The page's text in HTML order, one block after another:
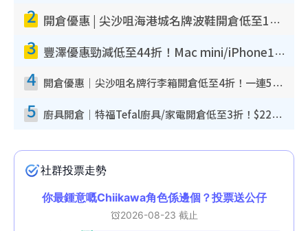
2 開倉優惠 | 尖沙咀海港城名牌波鞋開倉低至1折！On鞋$899起／Joy&Peace鞋履$98起
3 豐澤優惠勁減低至44折！Mac mini/iPhone17Pro大減價！廚房家電$220起
4 開倉優惠｜尖沙咀名牌行李箱開倉低至4折！一連5日 American Tourister/ace./Hallmark $200起！
5 廚具開倉｜特福Tefal廚具/家電開倉低至3折！$220起買平底鍋/炒鑊/湯煲！電飯煲/吸塵機/燙斗$418起